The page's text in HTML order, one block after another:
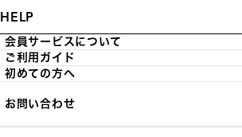
HELP
会員サービスについて
ご利用ガイド
初めての方へ
お問い合わせ